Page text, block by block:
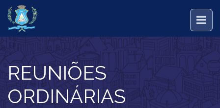
REUNIÕES
ORDINÁRIAS